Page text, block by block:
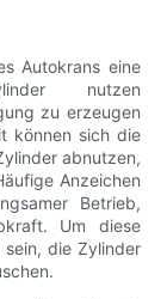
Autokrans eine
nutzen
zu erzeugen
können sich die
abnutzen,
Anzeichen
Betrieb,
Um diese
die Zylinder